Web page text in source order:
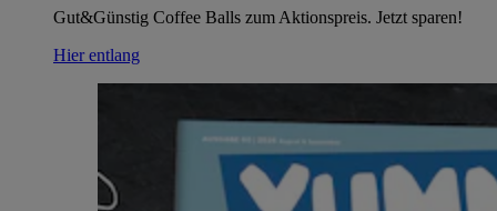
Gut&Günstig Coffee Balls zum Aktionspreis. Jetzt sparen!
Hier entlang